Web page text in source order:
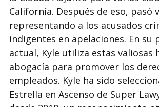
California. Después de eso, pasó
representando a los acusados
indigentes en apelaciones. En su
actual, Kyle utiliza estas valiosas
abogacía para promover los
empleados. Kyle ha sido
Estrella en Ascenso de Super